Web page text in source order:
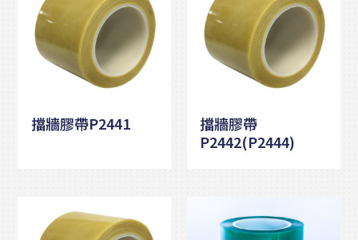
擋牆膠帶P2441
擋牆膠帶
P2442(P2444)